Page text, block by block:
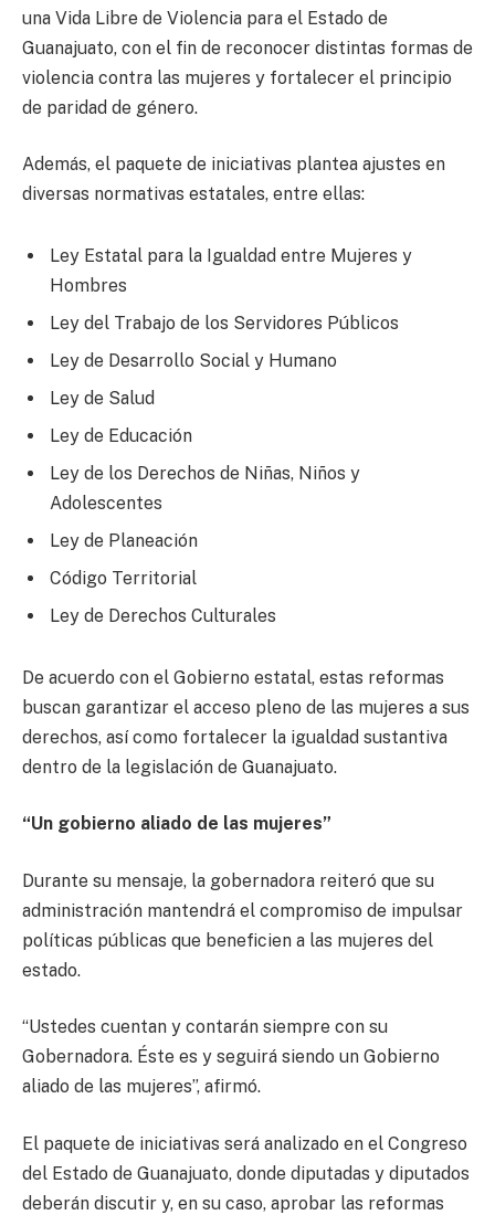
una Vida Libre de Violencia para el Estado de
Guanajuato, con el fin de reconocer distintas formas de
violencia contra las mujeres y fortalecer el principio
de paridad de género.
Además, el paquete de iniciativas plantea ajustes en
diversas normativas estatales, entre ellas:
Ley Estatal para la Igualdad entre Mujeres y
Hombres
Ley del Trabajo de los Servidores Públicos
Ley de Desarrollo Social y Humano
Ley de Salud
Ley de Educación
Ley de los Derechos de Niñas, Niños y
Adolescentes
Ley de Planeación
Código Territorial
Ley de Derechos Culturales
De acuerdo con el Gobierno estatal, estas reformas
buscan garantizar el acceso pleno de las mujeres a sus
derechos, así como fortalecer la igualdad sustantiva
dentro de la legislación de Guanajuato.
“Un gobierno aliado de las mujeres”
Durante su mensaje, la gobernadora reiteró que su
administración mantendrá el compromiso de impulsar
políticas públicas que beneficien a las mujeres del
estado.
“Ustedes cuentan y contarán siempre con su
Gobernadora. Éste es y seguirá siendo un Gobierno
aliado de las mujeres”, afirmó.
El paquete de iniciativas será analizado en el Congreso
del Estado de Guanajuato, donde diputadas y diputados
deberán discutir y, en su caso, aprobar las reformas